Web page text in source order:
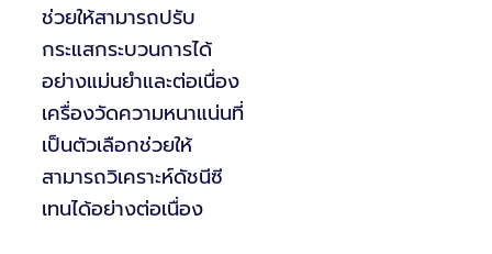
ช่วยให้สามารถปรับ
กระแสกระบวนการได้
อย่างแม่นยำและต่อเนื่อง
เครื่องวัดความหนาแน่นที่
เป็นตัวเลือกช่วยให้
สามารถวิเคราะห์ดัชนีซี
เทนได้อย่างต่อเนื่อง